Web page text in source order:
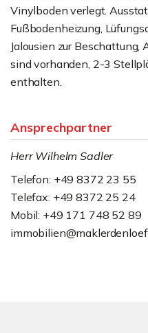
Vinylboden verlegt.
Fußbodenheizung,
Jalousien zur Beschattung,
sind vorhanden, 2-3
enthalten.
Ansprechpartner
Herr Wilhelm Sadler
Telefon: +49 8372 23 55
Telefax: +49 8372 25 24
Mobil: +49 171 748 52 89